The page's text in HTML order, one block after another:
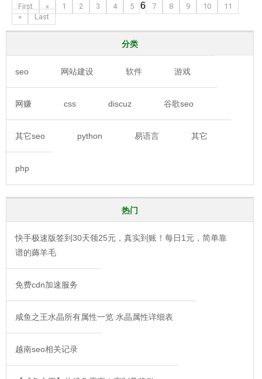
First « 1 2 3 4 5 6 7 8 9 10
11
»
Last
分类
seo 网站建设 软件 游戏
网赚 css discuz 谷歌seo
其它seo python 易语言 其它
php
热门
快手极速版签到30天领25元，真实到账！每日1元，简单靠
谱的薅羊毛
免费cdn加速服务
咸鱼之王水晶所有属性一览 水晶属性详细表
越南seo相关记录